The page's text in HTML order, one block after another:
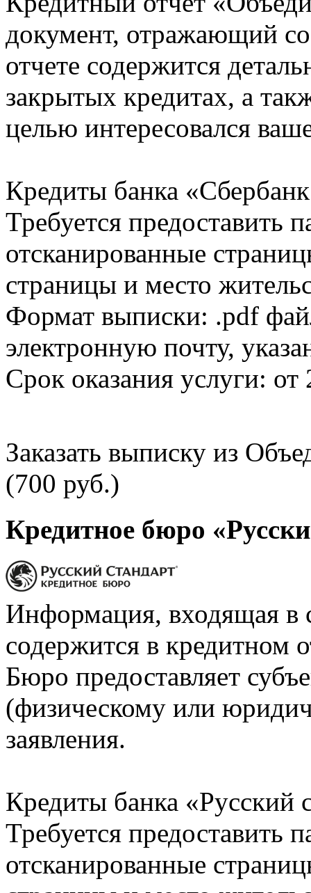
документ, отражающий
отчете содержится
закрытых кредитах, а
целью интересовался
Кредиты банка
Требуется предоставить
отсканированные
страницы и место
Формат выписки: .pdf
электронную почту,
Срок оказания услуги: от
Заказать выписку из
(700 руб.)
Кредитное бюро
Информация, входящая в
содержится в кредитном
Бюро предоставляет
(физическому или
заявления.
Кредиты банка «Русский
Требуется предоставить
отсканированные